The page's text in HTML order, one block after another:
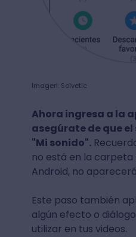
Imagen: Solvetic
Ahora ingresa a la
asegúrate de que
"Mi sonido".
no está en la carpeta
Android, no
Este paso también
algún efecto o
utilizar en tus videos.